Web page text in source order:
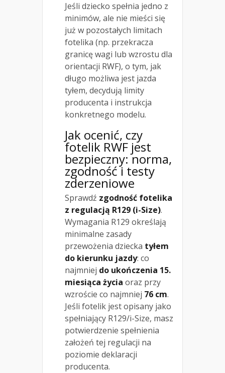
Jeśli dziecko spełnia jedno z
minimów, ale nie mieści się
już w pozostałych limitach
fotelika (np. przekracza
granicę wagi lub wzrostu dla
orientacji RWF), o tym, jak
długo możliwa jest jazda
tyłem, decydują limity
producenta i instrukcja
konkretnego modelu.
Jak ocenić, czy
fotelik RWF jest
bezpieczny: norma,
zgodność i testy
zderzeniowe
Sprawdź zgodność fotelika
z regulacją R129 (i-Size).
Wymagania R129 określają
minimalne zasady
przewożenia dziecka tyłem
do kierunku jazdy: co
najmniej do ukończenia 15.
miesiąca życia oraz przy
wzroście co najmniej 76 cm.
Jeśli fotelik jest opisany jako
spełniający R129/i-Size, masz
potwierdzenie spełnienia
założeń tej regulacji na
poziomie deklaracji
producenta.